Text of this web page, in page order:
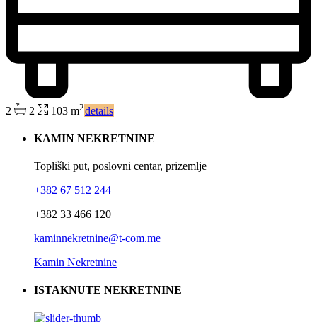
2 2 103 m2details
KAMIN NEKRETNINE
Topliški put, poslovni centar, prizemlje
+382 67 512 244
+382 33 466 120
kaminnekretnine@t-com.me
Kamin Nekretnine
ISTAKNUTE NEKRETNINE